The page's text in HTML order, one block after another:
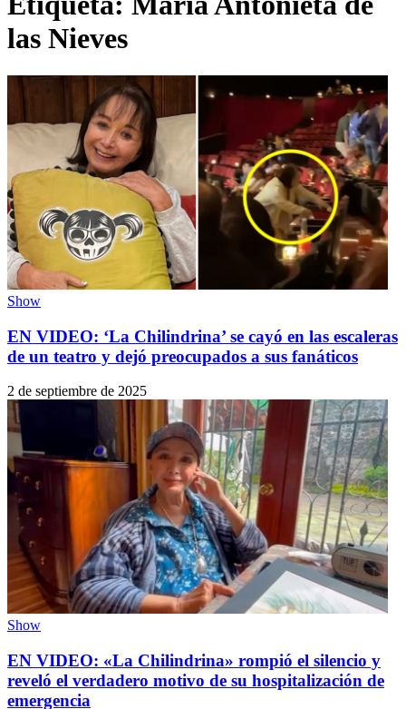
las Nieves
Show
EN VIDEO: ‘La Chilindrina’ se cayó en las escaleras
de un teatro y dejó preocupados a sus fanáticos
2 de septiembre de 2025
Show
EN VIDEO: «La Chilindrina» rompió el silencio y
reveló el verdadero motivo de su hospitalización de
emergencia